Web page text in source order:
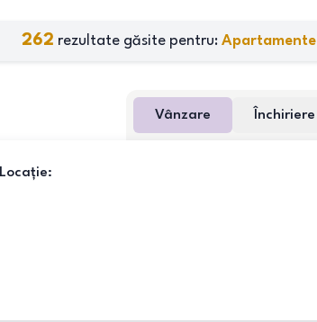
262 rezultate găsite pentru:
Vânzare Închiriere
Locație: